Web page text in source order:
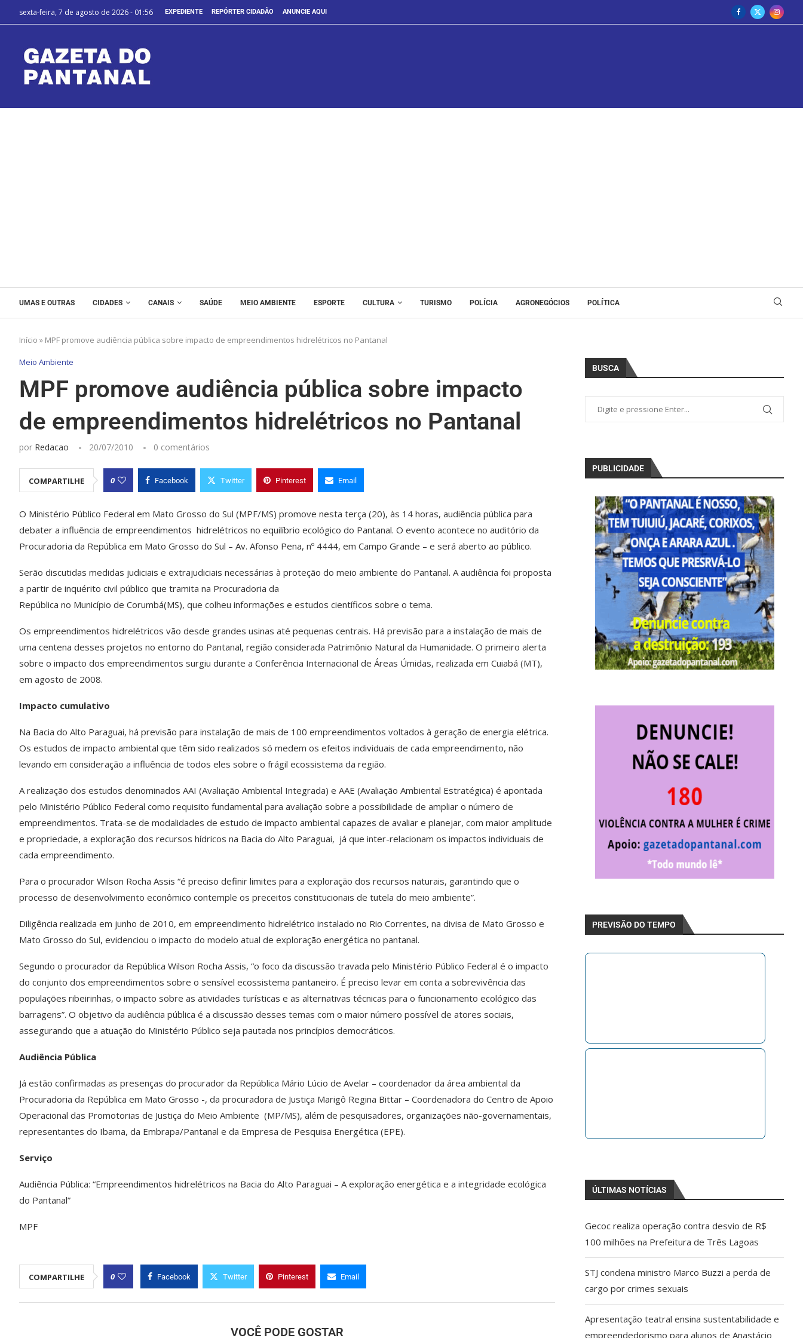
sexta-feira, 7 de agosto de 2026 - 01:56 EXPEDIENTE REPÓRTER CIDADÃO ANUNCIE AQUI
UMAS E OUTRAS CIDADES CANAIS SAÚDE MEIO AMBIENTE ESPORTE CULTURA TURISMO POLÍCIA AGRONEGÓCIOS POLÍTICA
Início » MPF promove audiência pública sobre impacto de empreendimentos hidrelétricos no Pantanal
Meio Ambiente
MPF promove audiência pública sobre impacto
de empreendimentos hidrelétricos no Pantanal
por Redacao 20/07/2010 0 comentários
COMPARTILHE 0 Facebook Twitter Pinterest Email
O Ministério Público Federal em Mato Grosso do Sul (MPF/MS) promove nesta terça (20), às 14 horas, audiência pública para
debater a influência de empreendimentos hidrelétricos no equilíbrio ecológico do Pantanal. O evento acontece no auditório da
Procuradoria da República em Mato Grosso do Sul – Av. Afonso Pena, nº 4444, em Campo Grande – e será aberto ao público.
Serão discutidas medidas judiciais e extrajudiciais necessárias à proteção do meio ambiente do Pantanal. A audiência foi proposta
a partir de inquérito civil público que tramita na Procuradoria da
República no Município de Corumbá(MS), que colheu informações e estudos científicos sobre o tema.
Os empreendimentos hidrelétricos vão desde grandes usinas até pequenas centrais. Há previsão para a instalação de mais de
uma centena desses projetos no entorno do Pantanal, região considerada Patrimônio Natural da Humanidade. O primeiro alerta
sobre o impacto dos empreendimentos surgiu durante a Conferência Internacional de Áreas Úmidas, realizada em Cuiabá (MT),
em agosto de 2008.
Impacto cumulativo
Na Bacia do Alto Paraguai, há previsão para instalação de mais de 100 empreendimentos voltados à geração de energia elétrica.
Os estudos de impacto ambiental que têm sido realizados só medem os efeitos individuais de cada empreendimento, não
levando em consideração a influência de todos eles sobre o frágil ecossistema da região.
A realização dos estudos denominados AAI (Avaliação Ambiental Integrada) e AAE (Avaliação Ambiental Estratégica) é apontada
pelo Ministério Público Federal como requisito fundamental para avaliação sobre a possibilidade de ampliar o número de
empreendimentos. Trata-se de modalidades de estudo de impacto ambiental capazes de avaliar e planejar, com maior amplitude
e propriedade, a exploração dos recursos hídricos na Bacia do Alto Paraguai, já que inter-relacionam os impactos individuais de
cada empreendimento.
Para o procurador Wilson Rocha Assis “é preciso definir limites para a exploração dos recursos naturais, garantindo que o
processo de desenvolvimento econômico contemple os preceitos constitucionais de tutela do meio ambiente”.
Diligência realizada em junho de 2010, em empreendimento hidrelétrico instalado no Rio Correntes, na divisa de Mato Grosso e
Mato Grosso do Sul, evidenciou o impacto do modelo atual de exploração energética no pantanal.
Segundo o procurador da República Wilson Rocha Assis, “o foco da discussão travada pelo Ministério Público Federal é o impacto
do conjunto dos empreendimentos sobre o sensível ecossistema pantaneiro. É preciso levar em conta a sobrevivência das
populações ribeirinhas, o impacto sobre as atividades turísticas e as alternativas técnicas para o funcionamento ecológico das
barragens”. O objetivo da audiência pública é a discussão desses temas com o maior número possível de atores sociais,
assegurando que a atuação do Ministério Público seja pautada nos princípios democráticos.
Audiência Pública
Já estão confirmadas as presenças do procurador da República Mário Lúcio de Avelar – coordenador da área ambiental da
Procuradoria da República em Mato Grosso -, da procuradora de Justiça Marigô Regina Bittar – Coordenadora do Centro de Apoio
Operacional das Promotorias de Justiça do Meio Ambiente (MP/MS), além de pesquisadores, organizações não-governamentais,
representantes do Ibama, da Embrapa/Pantanal e da Empresa de Pesquisa Energética (EPE).
Serviço
Audiência Pública: “Empreendimentos hidrelétricos na Bacia do Alto Paraguai – A exploração energética e a integridade ecológica
do Pantanal”
MPF
COMPARTILHE 0 Facebook Twitter Pinterest Email
VOCÊ PODE GOSTAR
BUSCA
PUBLICIDADE
PREVISÃO DO TEMPO
ÚLTIMAS NOTÍCIAS
Gecoc realiza operação contra desvio de R$
100 milhões na Prefeitura de Três Lagoas
STJ condena ministro Marco Buzzi a perda de
cargo por crimes sexuais
Apresentação teatral ensina sustentabilidade e
empreendedorismo para alunos de Anastácio